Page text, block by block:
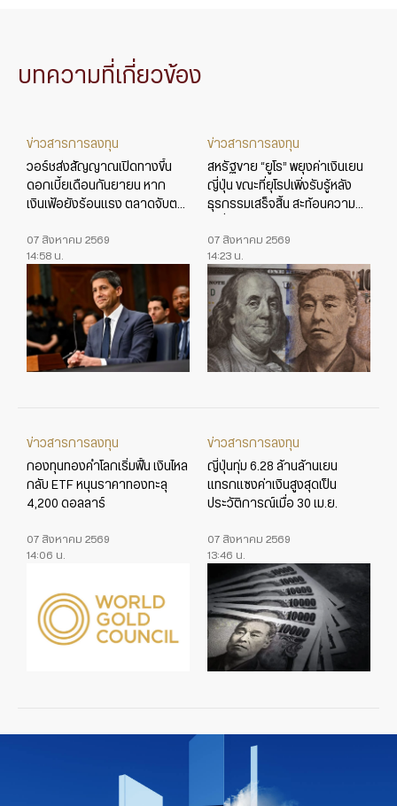
บทความที่เกี่ยวข้อง
ข่าวสารการลงทุน
วอร์ชส่งสัญญาณเปิดทางขึ้น
ดอกเบี้ยเดือนกันยายน หาก
เงินเฟ้อยังร้อนแรง ตลาดจับตา
07 สิงหาคม 2569
14:58 น.
ข่าวสารการลงทุน
สหรัฐขาย “ยูโร” พยุงค่าเงินเยน
ญี่ปุ่น ขณะที่ยุโรปเพิ่งรับรู้หลัง
ธุรกรรมเสร็จสิ้น สะท้อนความ
07 สิงหาคม 2569
14:23 น.
ข่าวสารการลงทุน
กองทุนทองคำโลกเริ่มฟื้น เงินไหล
กลับ ETF หนุนราคาทองทะลุ
4,200 ดอลลาร์
07 สิงหาคม 2569
14:06 น.
ข่าวสารการลงทุน
ญี่ปุ่นทุ่ม 6.28 ล้านล้านเยน
แทรกแซงค่าเงินสูงสุดเป็น
ประวัติการณ์เมื่อ 30 เม.ย.
07 สิงหาคม 2569
13:46 น.